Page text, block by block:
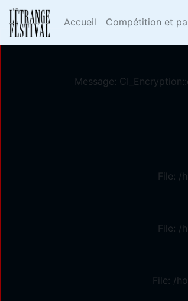
Deprecated: Constant E_STRICT
Message:
File: /
File: /
File: /
Accueil Compétition et